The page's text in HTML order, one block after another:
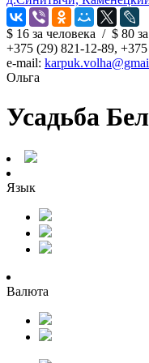
$ 16 за человека / $ 80
+375 (29) 821-12-89,
e-mail:
Ольга
Усадьба
Язык
Валюта